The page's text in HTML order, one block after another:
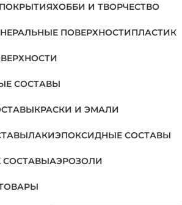
ХОББИ И ТВОРЧЕСТВО
ПОВЕРХНОСТИПЛАСТИК
СОСТАВЫ
КРАСКИ И ЭМАЛИ
ЛАКИЭПОКСИДНЫЕ СОСТАВЫ
СОСТАВЫАЭРОЗОЛИ